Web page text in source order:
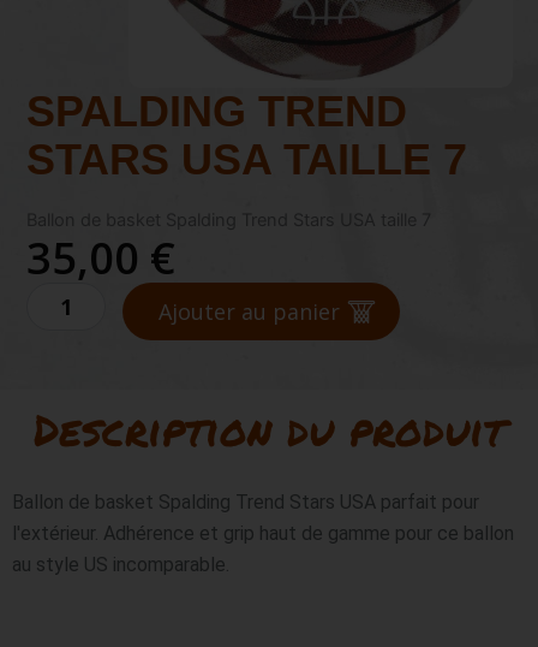
SPALDING TREND
STARS USA TAILLE 7
Ballon de basket Spalding Trend Stars USA taille 7
35,00 €
USA
TAILLE
Ajouter au panier
Description du produit
Ballon de basket Spalding Trend Stars USA parfait pour
l'extérieur. Adhérence et grip haut de gamme pour ce ballon
au style US incomparable.